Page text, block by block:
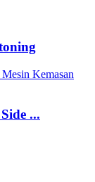
...